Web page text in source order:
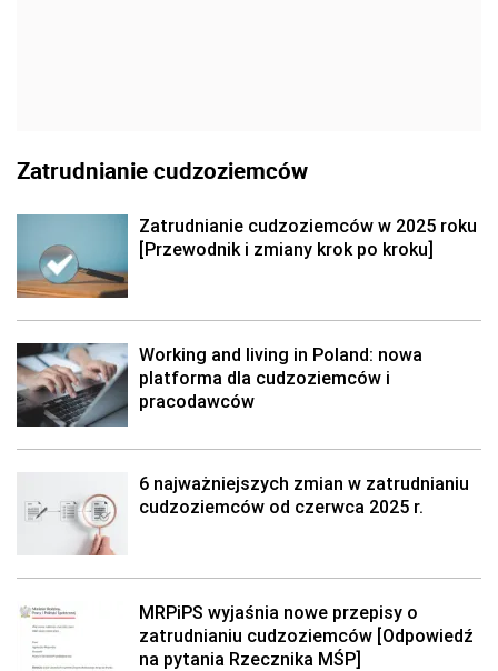
Zatrudnianie cudzoziemców
Zatrudnianie cudzoziemców w 2025 roku
[Przewodnik i zmiany krok po kroku]
Working and living in Poland: nowa
platforma dla cudzoziemców i
pracodawców
6 najważniejszych zmian w zatrudnianiu
cudzoziemców od czerwca 2025 r.
MRPiPS wyjaśnia nowe przepisy o
zatrudnianiu cudzoziemców [Odpowiedź
na pytania Rzecznika MŚP]